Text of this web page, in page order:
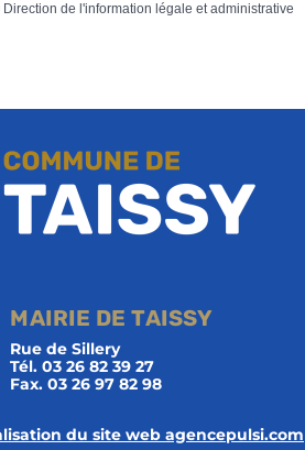
Direction de l'information légale et administrative
MAIRIE DE TAISSY
Rue de Sillery
Tél. 03 26 82 39 27
Fax. 03 26 97 82 98
du site web agencepulsi.com